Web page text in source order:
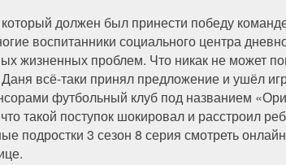
должен был принести победу
воспитанники социального центра
жизненных проблем. Что никак не может
всё-таки принял предложение и ушёл
футбольный клуб под названием
такой поступок шокировал и расстроил
подростки 3 сезон 8 серия смотреть